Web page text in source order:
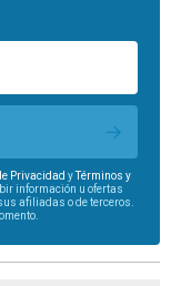
Privacidad yTérminos y
información u ofertas
afiliadas o de terceros.